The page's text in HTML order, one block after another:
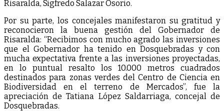
Risaralda, Sigfredo Salazar Osorio.
Por su parte, los concejales manifestaron su gratitud y
reconocieron la buena gestión del Gobernador de
Risaralda: “Recibimos con mucho agrado las inversiones
que el Gobernador ha tenido en Dosquebradas y con
mucha expectativa frente a las inversiones proyectadas,
en lo puntual resalto los 10.000 metros cuadrados
destinados para zonas verdes del Centro de Ciencia en
Biodiversidad en el terreno de Mercados”, fue la
apreciación de Tatiana López Saldarriaga, concejal de
Dosquebradas.